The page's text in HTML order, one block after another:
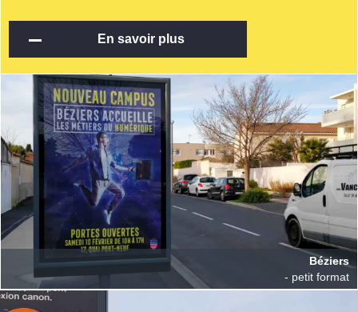
En savoir plus
Béziers
- petit format